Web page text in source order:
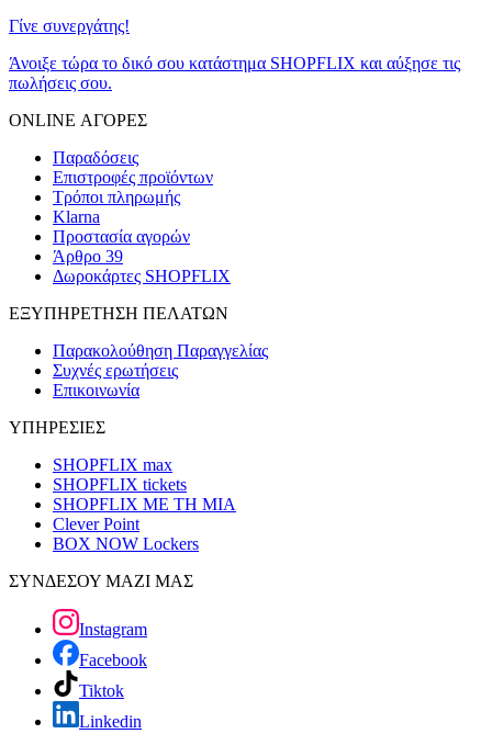
Γίνε συνεργάτης!
Άνοιξε τώρα το δικό σου κατάστημα SHOPFLIX και αύξησε τις
πωλήσεις σου.
ONLINE ΑΓΟΡΕΣ
Παραδόσεις
Επιστροφές προϊόντων
Τρόποι πληρωμής
Klarna
Προστασία αγορών
Άρθρο 39
Δωροκάρτες SHOPFLIX
ΕΞΥΠΗΡΕΤΗΣΗ ΠΕΛΑΤΩΝ
Παρακολούθηση Παραγγελίας
Συχνές ερωτήσεις
Επικοινωνία
ΥΠΗΡΕΣΙΕΣ
SHOPFLIX max
SHOPFLIX tickets
SHOPFLIX ΜΕ ΤΗ ΜΙΑ
Clever Point
BOX NOW Lockers
ΣΥΝΔΕΣΟΥ ΜΑΖΙ ΜΑΣ
Instagram
Facebook
Tiktok
Linkedin